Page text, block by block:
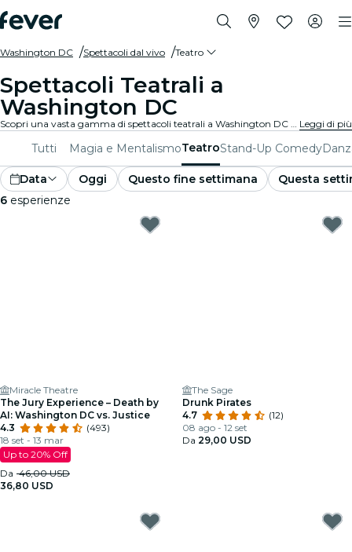
Washington DC Spettacoli dal vivo Teatro
Spettacoli Teatrali a
Washington DC
Scopri una vasta gamma di spettacoli teatrali a Washington DC con tutti i tipi di produzioni disponibili e trascorri una piacevole serata in ottima compagnia. Qualunque siano i tuoi gusti, sei sicuro di trovare uno spettacolo adatto a te. Leggi di più
Tutti Magia e MentalismoTeatroStand-Up Comedy
Data Oggi Questo fine settimana
Questa
6 esperienze
Miracle Theatre
The Jury Experience – Death by
AI: Washington DC vs. Justice
4.3
(493)
18 set - 13 mar
Up to 20% Off
Da 46,00 USD
36,80 USD
The Sage
Drunk Pirates
4.7
(12)
08 ago - 12 set
Da 29,00 USD